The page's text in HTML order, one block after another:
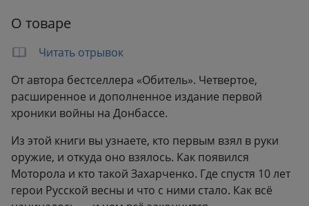
Вес: 0.55 кг
О товаре
Читать отрывок
От автора бестселлера «Обитель». Четвертое,
расширенное и дополненное издание первой
хроники войны на Донбассе.
Из этой книги вы узнаете, кто первым взял в руки
оружие, и откуда оно взялось. Как появился
Моторола и кто такой Захарченко. Где спустя 10 лет
герои Русской весны и что с ними стало. Как всё